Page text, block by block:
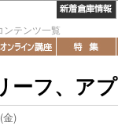
ンテンツ一覧
ーフ、ア
金)